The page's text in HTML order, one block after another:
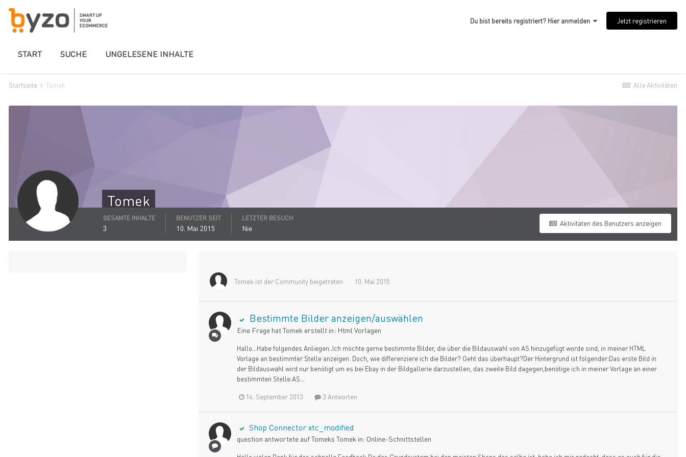
Du bist bereits registriert? Hier anmelden Jetzt registrieren
START SUCHE UNGELESENE INHALTE
Alle Aktivitäten
Startseite Tomek
Tomek
Aktivitäten des Benutzers anzeigen
GESAMTE INHALTE
3
BENUTZER SEIT
10. Mai 2015
LETZTER BESUCH
Nie
Tomek ist der Community beigetreten 10. Mai 2015
Bestimmte Bilder anzeigen/auswählen
Eine Frage hatTomek erstellt in: Html Vorlagen
Hallo...Habe folgendes Anliegen..Ich möchte gerne bestimmte Bilder, die über die Bildauswahl von AS hinzugefügt worde sind, in meiner HTML
Vorlage an bestimmter Stelle anzeigen. Doch, wie differenziere ich die Bilder? Geht das überhaupt?Der Hintergrund ist folgender:Das erste Bild in
der Bildauswahl wird nur benötigt um es bei Ebay in der Bildgallerie darzustellen, das zweite Bild dagegen,benötige ich in meiner Vorlage an einer
bestimmten Stelle.AS...
14. September 2013 3 Antworten
Shop Connector xtc_modified
question antwortete aufTomeks Tomek in: Online-Schnittstellen